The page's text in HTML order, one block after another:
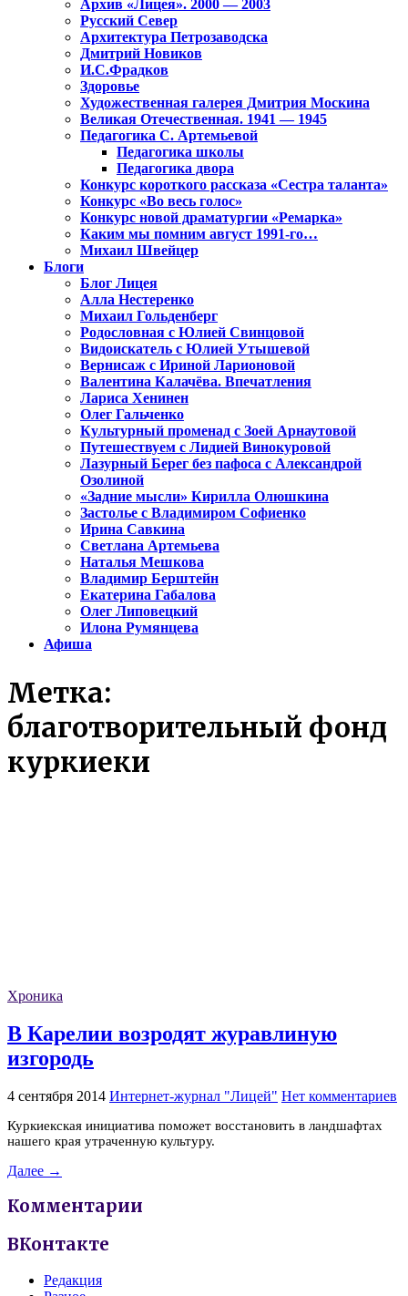
Архив «Лицея». 2000 — 2003
Русский Север
Архитектура Петрозаводска
Дмитрий Новиков
И.С.Фрадков
Здоровье
Художественная галерея Дмитрия Москина
Великая Отечественная. 1941 — 1945
Педагогика С. Артемьевой
Педагогика школы
Педагогика двора
Конкурс короткого рассказа «Сестра таланта»
Конкурс «Во весь голос»
Конкурс новой драматургии «Ремарка»
Каким мы помним август 1991-го…
Михаил Швейцер
Блоги
Блог Лицея
Алла Нестеренко
Михаил Гольденберг
Родословная с Юлией Свинцовой
Видоискатель с Юлией Утышевой
Вернисаж с Ириной Ларионовой
Валентина Калачёва. Впечатления
Лариса Хенинен
Олег Гальченко
Культурный променад с Зоей Арнаутовой
Путешествуем с Лидией Винокуровой
Лазурный Берег без пафоса с Александрой
Озолиной
«Задние мысли» Кирилла Олюшкина
Застолье с Владимиром Софиенко
Ирина Савкина
Светлана Артемьева
Наталья Мешкова
Владимир Берштейн
Екатерина Габалова
Олег Липовецкий
Илона Румянцева
Афиша
Метка:
благотворительный фонд
куркиеки
Хроника
В Карелии возродят журавлиную
изгородь
4 сентября 2014 Интернет-журнал "Лицей" Нет комментариев
Куркиекская инициатива поможет восстановить в ландшафтах
нашего края утраченную культуру.
Далее →
Комментарии
ВКонтакте
Редакция